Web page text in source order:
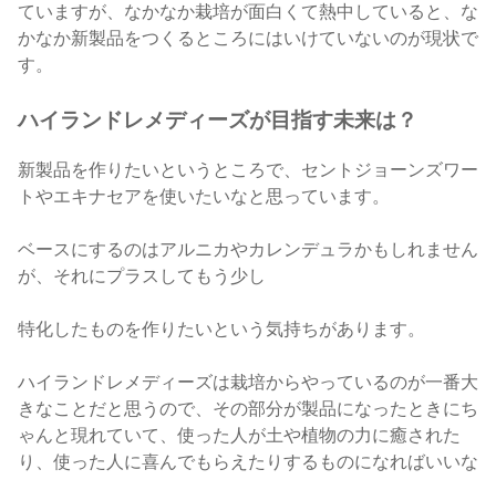
ていますが、なかなか栽培が面白くて熱中していると、な
かなか新製品をつくるところにはいけていないのが現状で
す。
ハイランドレメディーズが目指す未来は？
新製品を作りたいというところで、セントジョーンズワー
トやエキナセアを使いたいなと思っています。
ベースにするのはアルニカやカレンデュラかもしれません
が、それにプラスしてもう少し
特化したものを作りたいという気持ちがあります。
ハイランドレメディーズは栽培からやっているのが一番大
きなことだと思うので、その部分が製品になったときにち
ゃんと現れていて、使った人が土や植物の力に癒された
り、使った人に喜んでもらえたりするものになればいいな